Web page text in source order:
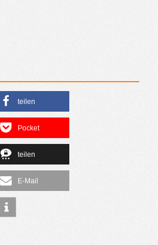
teilen
Pocket
teilen
E-Mail